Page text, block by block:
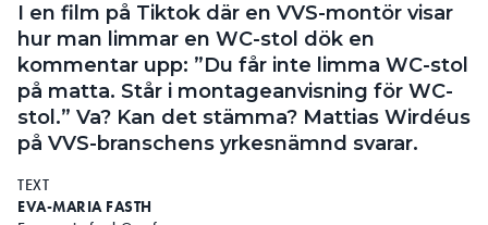
SEARCH
I en film på Tiktok där en VVS-montör visar
hur man limmar en WC-stol dök en
kommentar upp: ”Du får inte limma WC-stol
på matta. Står i montageanvisning för WC-
stol.” Va? Kan det stämma? Mattias Wirdéus
på VVS-branschens yrkesnämnd svarar.
TEXT
EVA-MARIA FASTH